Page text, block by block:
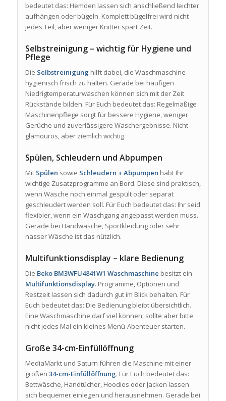
bedeutet das: Hemden lassen sich anschließend leichter
aufhängen oder bügeln. Komplett bügelfrei wird nicht
jedes Teil, aber weniger Knitter spart Zeit.
Selbstreinigung – wichtig für Hygiene und
Pflege
Die Selbstreinigung hilft dabei, die Waschmaschine
hygienisch frisch zu halten. Gerade bei häufigen
Niedrigtemperaturwäschen können sich mit der Zeit
Rückstände bilden. Für Euch bedeutet das: Regelmäßige
Maschinenpflege sorgt für bessere Hygiene, weniger
Gerüche und zuverlässigere Waschergebnisse. Nicht
glamourös, aber ziemlich wichtig.
Spülen, Schleudern und Abpumpen
Mit Spülen sowie Schleudern + Abpumpen habt Ihr
wichtige Zusatzprogramme an Bord. Diese sind praktisch,
wenn Wäsche noch einmal gespült oder separat
geschleudert werden soll. Für Euch bedeutet das: Ihr seid
flexibler, wenn ein Waschgang angepasst werden muss.
Gerade bei Handwäsche, Sportkleidung oder sehr
nasser Wäsche ist das nützlich.
Multifunktionsdisplay – klare Bedienung
Die Beko BM3WFU4841W1 Waschmaschine besitzt ein
Multifunktionsdisplay. Programme, Optionen und
Restzeit lassen sich dadurch gut im Blick behalten. Für
Euch bedeutet das: Die Bedienung bleibt übersichtlich.
Eine Waschmaschine darf viel können, sollte aber bitte
nicht jedes Mal ein kleines Menü-Abenteuer starten.
Große 34-cm-Einfüllöffnung
MediaMarkt und Saturn führen die Maschine mit einer
großen 34-cm-Einfüllöffnung. Für Euch bedeutet das:
Bettwäsche, Handtücher, Hoodies oder Jacken lassen
sich bequemer einlegen und herausnehmen. Gerade bei